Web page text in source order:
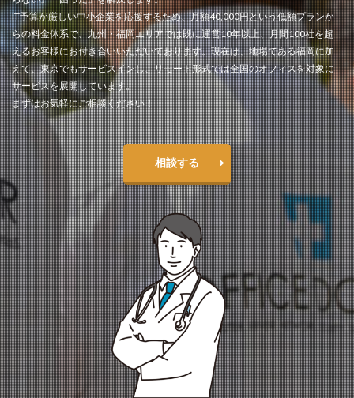
IT予算が厳しい中小企業を応援するため、月額40,000円という低額プランか
らの料金体系で、九州・福岡エリアでは既に運営10年以上、月間100社を超
えるお客様にお付き合いいただいております。現在は、地場である福岡に加
えて、東京でもサービスインし、リモート形式では全国のオフィスを対象に
サービスを展開しています。
まずはお気軽にご相談ください！
相談する